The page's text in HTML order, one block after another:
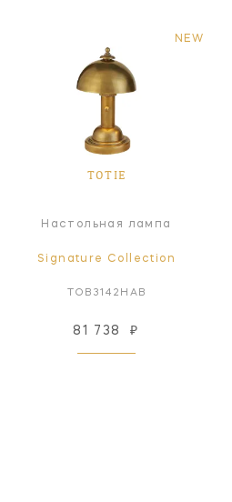
NEW
TOTIE
Настольная лампа
Signature Collection
TOB3142HAB
81 738 ₽